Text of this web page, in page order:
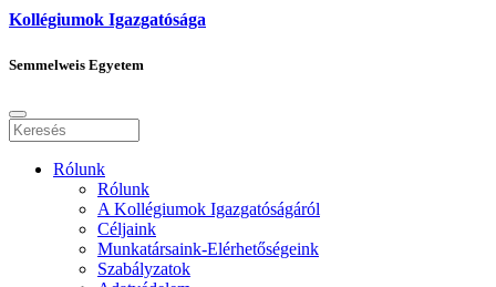
Kollégiumok Igazgatósága
Semmelweis Egyetem
Rólunk
Rólunk
A Kollégiumok Igazgatóságáról
Céljaink
Munkatársaink-Elérhetőségeink
Szabályzatok